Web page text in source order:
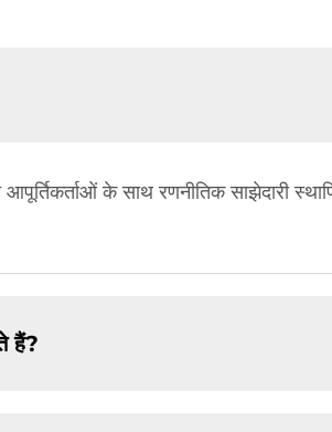
के साथ रणनीतिक साझेदारी
हैं?